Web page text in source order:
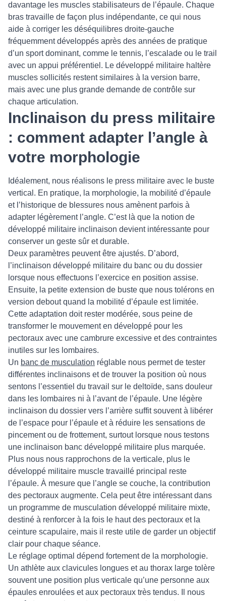
davantage les muscles stabilisateurs de l’épaule. Chaque
bras travaille de façon plus indépendante, ce qui nous
aide à corriger les déséquilibres droite-gauche
fréquemment développés après des années de pratique
d’un sport dominant, comme le tennis, l’escalade ou le trail
avec un appui préférentiel. Le développé militaire haltère
muscles sollicités restent similaires à la version barre,
mais avec une plus grande demande de contrôle sur
chaque articulation.
Inclinaison du press militaire
: comment adapter l’angle à
votre morphologie
Idéalement, nous réalisons le press militaire avec le buste
vertical. En pratique, la morphologie, la mobilité d’épaule
et l’historique de blessures nous amènent parfois à
adapter légèrement l’angle. C’est là que la notion de
développé militaire inclinaison devient intéressante pour
conserver un geste sûr et durable.
Deux paramètres peuvent être ajustés. D’abord,
l’inclinaison développé militaire du banc ou du dossier
lorsque nous effectuons l’exercice en position assise.
Ensuite, la petite extension de buste que nous tolérons en
version debout quand la mobilité d’épaule est limitée.
Cette adaptation doit rester modérée, sous peine de
transformer le mouvement en développé pour les
pectoraux avec une cambrure excessive et des contraintes
inutiles sur les lombaires.
Un banc de musculation réglable nous permet de tester
différentes inclinaisons et de trouver la position où nous
sentons l’essentiel du travail sur le deltoïde, sans douleur
dans les lombaires ni à l’avant de l’épaule. Une légère
inclinaison du dossier vers l’arrière suffit souvent à libérer
de l’espace pour l’épaule et à réduire les sensations de
pincement ou de frottement, surtout lorsque nous testons
une inclinaison banc développé militaire plus marquée.
Plus nous nous rapprochons de la verticale, plus le
développé militaire muscle travaillé principal reste
l’épaule. À mesure que l’angle se couche, la contribution
des pectoraux augmente. Cela peut être intéressant dans
un programme de musculation développé militaire mixte,
destiné à renforcer à la fois le haut des pectoraux et la
ceinture scapulaire, mais il reste utile de garder un objectif
clair pour chaque séance.
Le réglage optimal dépend fortement de la morphologie.
Un athlète aux clavicules longues et au thorax large tolère
souvent une position plus verticale qu’une personne aux
épaules enroulées et aux pectoraux très tendus. Il nous